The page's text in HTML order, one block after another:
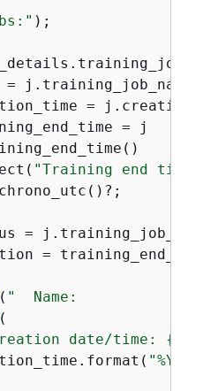
);
=
=
= j
"Training end time"
=
=
( "
(
date/time: {
"%Y-